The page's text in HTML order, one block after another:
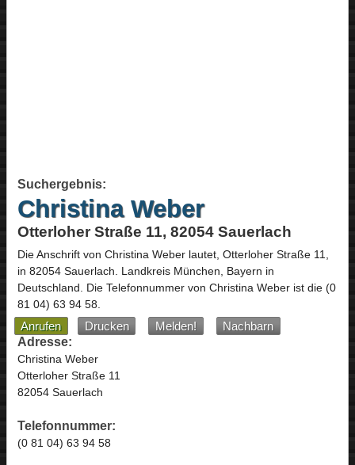
Suchergebnis:
Christina Weber
Otterloher Straße 11, 82054 Sauerlach
Die Anschrift von Christina Weberlautet, Otterloher Straße 11,
in 82054 Sauerlach. Landkreis München, Bayern in
Deutschland. Die Telefonnummer von Christina Weber ist die (0
81 04) 63 94 58.
Anrufen Drucken Melden!
Nachbarn
Adresse:
Christina Weber
Otterloher Straße 11
82054 Sauerlach
Telefonnummer:
(0 81 04) 63 94 58